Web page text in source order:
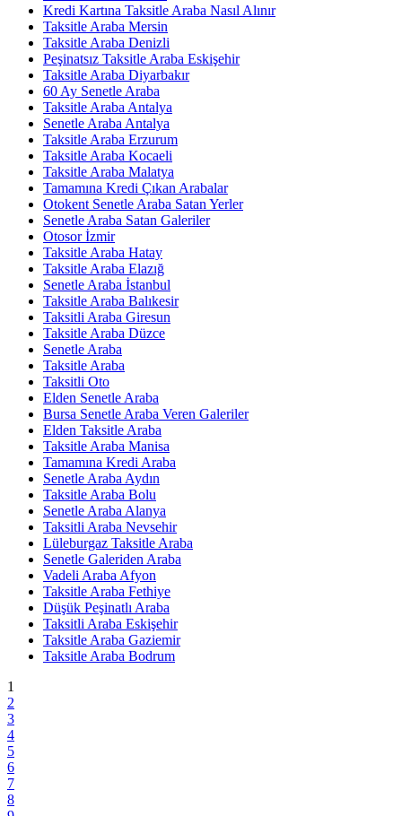
Kredi Kartına Taksitle Araba Nasıl Alınır
Taksitle Araba Mersin
Taksitle Araba Denizli
Peşinatsız Taksitle Araba Eskişehir
Taksitle Araba Diyarbakır
60 Ay Senetle Araba
Taksitle Araba Antalya
Senetle Araba Antalya
Taksitle Araba Erzurum
Taksitle Araba Kocaeli
Taksitle Araba Malatya
Tamamına Kredi Çıkan Arabalar
Otokent Senetle Araba Satan Yerler
Senetle Araba Satan Galeriler
Otosor İzmir
Taksitle Araba Hatay
Taksitle Araba Elazığ
Senetle Araba İstanbul
Taksitle Araba Balıkesir
Taksitli Araba Giresun
Taksitle Araba Düzce
Senetle Araba
Taksitle Araba
Taksitli Oto
Elden Senetle Araba
Bursa Senetle Araba Veren Galeriler
Elden Taksitle Araba
Taksitle Araba Manisa
Tamamına Kredi Araba
Senetle Araba Aydın
Taksitle Araba Bolu
Senetle Araba Alanya
Taksitli Araba Nevsehir
Lüleburgaz Taksitle Araba
Senetle Galeriden Araba
Vadeli Araba Afyon
Taksitle Araba Fethiye
Düşük Peşinatlı Araba
Taksitli Araba Eskişehir
Taksitle Araba Gaziemir
Taksitle Araba Bodrum
1
2
3
4
5
6
7
8